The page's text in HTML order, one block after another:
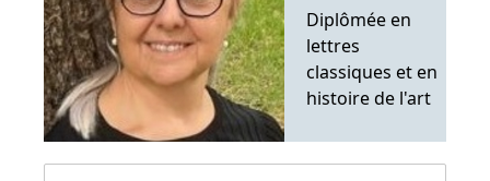
Diplômée en
lettres
classiques et en
histoire de l'art